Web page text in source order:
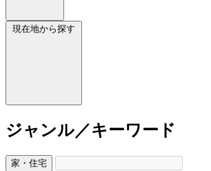
現在地から探す
ジャンル／キーワード
家・住宅